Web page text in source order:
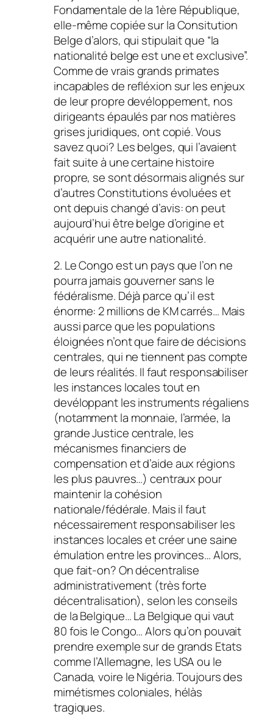
Fondamentale de la 1ère République,
elle-même copiée sur la Consitution
Belge d’alors, qui stipulait que “la
nationalité belge est une et exclusive”.
Comme de vrais grands primates
incapables de refléxion sur les enjeux
de leur propre devéloppement, nos
dirigeants épaulés par nos matières
grises juridiques, ont copié. Vous
savez quoi? Les belges, qui l’avaient
fait suite à une certaine histoire
propre, se sont désormais alignés sur
d’autres Constitutions évoluées et
ont depuis changé d’avis: on peut
aujourd’hui être belge d’origine et
acquérir une autre nationalité.
2. Le Congo est un pays que l’on ne
pourra jamais gouverner sans le
fédéralisme. Déjà parce qu’il est
énorme: 2 millions de KM carrés… Mais
aussi parce que les populations
éloignées n’ont que faire de décisions
centrales, qui ne tiennent pas compte
de leurs réalités. Il faut responsabiliser
les instances locales tout en
devéloppant les instruments régaliens
(notamment la monnaie, l’armée, la
grande Justice centrale, les
mécanismes financiers de
compensation et d’aide aux régions
les plus pauvres…) centraux pour
maintenir la cohésion
nationale/fédérale. Mais il faut
nécessairement responsabiliser les
instances locales et créer une saine
émulation entre les provinces… Alors,
que fait-on? On décentralise
administrativement (très forte
décentralisation), selon les conseils
de la Belgique… La Belgique qui vaut
80 fois le Congo… Alors qu’on pouvait
prendre exemple sur de grands Etats
comme l’Allemagne, les USA ou le
Canada, voire le Nigéria. Toujours des
mimétismes coloniales, hélàs
tragiques.